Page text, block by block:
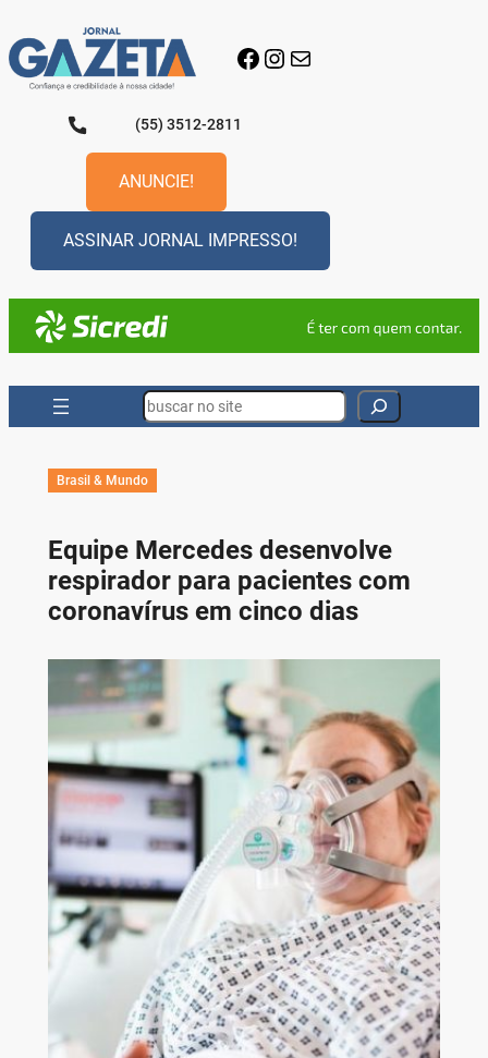
para
o
conteúdo
Facebook
Instagram
E-mail
(55) 3512-2811
ANUNCIE!
ASSINAR JORNAL IMPRESSO!
Search
Brasil & Mundo
Equipe Mercedes desenvolve
respirador para pacientes com
coronavírus em cinco dias